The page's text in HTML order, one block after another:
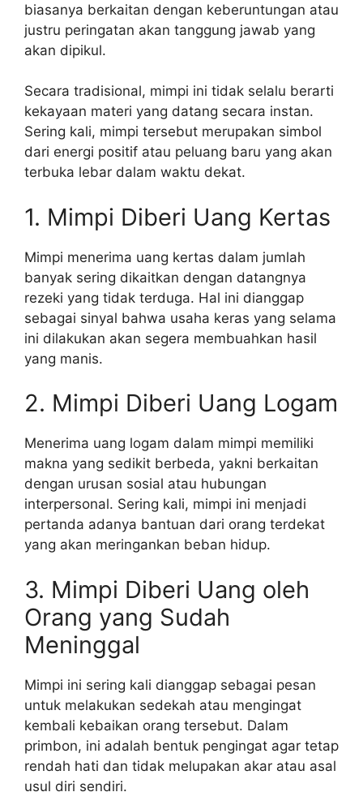
biasanya berkaitan dengan keberuntungan atau
justru peringatan akan tanggung jawab yang
akan dipikul.
Secara tradisional, mimpi ini tidak selalu berarti
kekayaan materi yang datang secara instan.
Sering kali, mimpi tersebut merupakan simbol
dari energi positif atau peluang baru yang akan
terbuka lebar dalam waktu dekat.
1. Mimpi Diberi Uang Kertas
Mimpi menerima uang kertas dalam jumlah
banyak sering dikaitkan dengan datangnya
rezeki yang tidak terduga. Hal ini dianggap
sebagai sinyal bahwa usaha keras yang selama
ini dilakukan akan segera membuahkan hasil
yang manis.
2. Mimpi Diberi Uang Logam
Menerima uang logam dalam mimpi memiliki
makna yang sedikit berbeda, yakni berkaitan
dengan urusan sosial atau hubungan
interpersonal. Sering kali, mimpi ini menjadi
pertanda adanya bantuan dari orang terdekat
yang akan meringankan beban hidup.
3. Mimpi Diberi Uang oleh
Orang yang Sudah
Meninggal
Mimpi ini sering kali dianggap sebagai pesan
untuk melakukan sedekah atau mengingat
kembali kebaikan orang tersebut. Dalam
primbon, ini adalah bentuk pengingat agar tetap
rendah hati dan tidak melupakan akar atau asal
usul diri sendiri.